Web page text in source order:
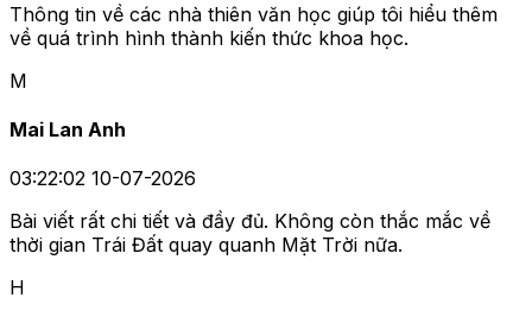
Thông tin về các nhà thiên văn học giúp tôi hiểu thêm
về quá trình hình thành kiến thức khoa học.
M
Mai Lan Anh
03:22:02 10-07-2026
Bài viết rất chi tiết và đầy đủ. Không còn thắc mắc về
thời gian Trái Đất quay quanh Mặt Trời nữa.
H